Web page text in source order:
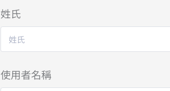
姓氏
使用者名稱